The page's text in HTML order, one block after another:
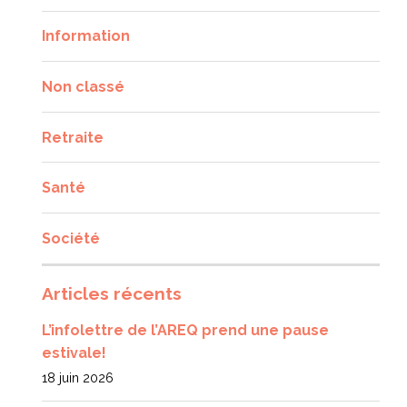
Information
Non classé
Retraite
Santé
Société
Articles récents
L’infolettre de l’AREQ prend une pause
estivale!
18 juin 2026